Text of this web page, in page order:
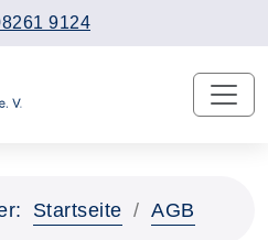
9124
Startseite AGB